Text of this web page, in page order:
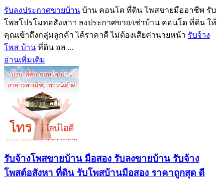
รับลงประกาศขายบ้าน บ้าน คอนโด ที่ดิน โพสขายมืออาชีพ รับ
โพสโปรโมทอสังหาฯ ลงประกาศขาย/เช่าบ้าน คอนโด ที่ดิน ให้
คุณเข้าถึงกลุ่มลูกค้า ได้ราคาดี ไม่ต้องเสียค่านายหน้า รับจ้าง
โพส บ้าน ที่ดิน อส ...
อ่านเพิ่มเติม
รับจ้างโพสขายบ้าน มือสอง รับลงขายบ้าน รับจ้าง
โพสต์อสังหา ที่ดิน รับโพสบ้านมือสอง ราคาถูกสุด ดี